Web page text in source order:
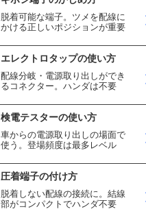
脱着可能な端子。ツメを配線に
かける正しいポジションが重要
エレクトロタップの使い方
配線分岐・電源取り出しができ
るコネクター。ハンダは不要
検電テスターの使い方
車からの電源取り出しの場面で
使う。登場頻度は最多レベル
圧着端子の付け方
脱着しない配線の接続に。結線
部がコンパクトでハンダ不要